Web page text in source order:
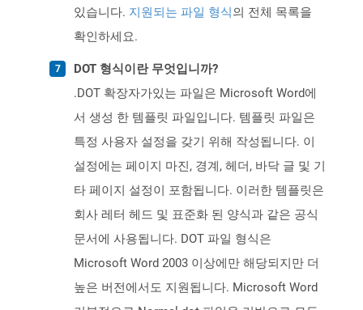
있습니다. 지원되는 파일 형식의 전체 목록을
확인하세요.
DOT 형식이란 무엇입니까?
.DOT 확장자가있는 파일은 Microsoft Word에
서 생성 한 템플릿 파일입니다. 템플릿 파일은
특정 사용자 설정을 갖기 위해 작성됩니다. 이
설정에는 페이지 마진, 경계, 헤더, 바닥 글 및 기
타 페이지 설정이 포함됩니다. 이러한 템플릿은
회사 레터 헤드 및 표준화 된 양식과 같은 공식
문서에 사용됩니다. DOT 파일 형식은
Microsoft Word 2003 이상에만 해당되지만 더
높은 버전에서도 지원됩니다. Microsoft Word